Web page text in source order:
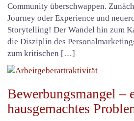
Community überschwappen.
Journey oder Experience und
Storytelling! Der Wandel hin zum
die Disziplin des
zum kritischen […]
Bewerbungsmangel –
hausgemachtes